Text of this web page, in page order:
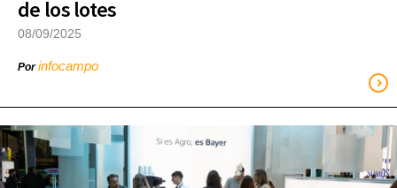
de los lotes
08/09/2025
Porinfocampo